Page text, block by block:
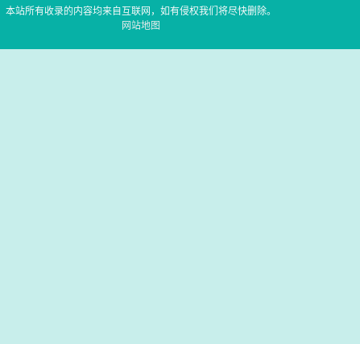
本站所有收录的内容均来自互联网，如有侵权我们将尽快删除。
网站地图